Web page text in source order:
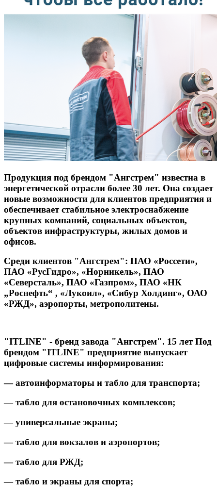
Продукция под брендом "Ангстрем" известна в
энергетической отрасли более 30 лет. Она создает
новые возможности для клиентов предприятия и
обеспечивает стабильное электроснабжение
крупных компаний, социальных объектов,
объектов инфраструктуры, жилых домов и
офисов.
Среди клиентов "Ангстрем": ПАО «Россети»,
ПАО «РусГидро», «Норникель», ПАО
«Северсталь», ПАО «Газпром», ПАО «НК
„Роснефть“ , «Лукоил», «Сибур Холдинг», ОАО
«РЖД», аэропорты, метрополитены.
"ITLINE" - бренд завода "Ангстрем". 15 лет Под
брендом "ITLINE" предприятие выпускает
цифровые системы информирования:
— автоинформаторы и табло для транспорта;
— табло для остановочных комплексов;
— универсальные экраны;
— табло для вокзалов и аэропортов;
— табло для РЖД;
— табло и экраны для спорта;